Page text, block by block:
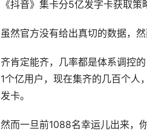
《抖音》集卡分5亿发字卡获取策
虽然官方没有给出真切的数据，
齐肯定能齐，几率都是体系调控
1个亿用户，现在集齐的几百个人
发卡。
然而一旦前1088名幸运儿出来，